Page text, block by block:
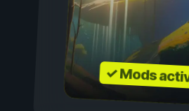
✓ Mods